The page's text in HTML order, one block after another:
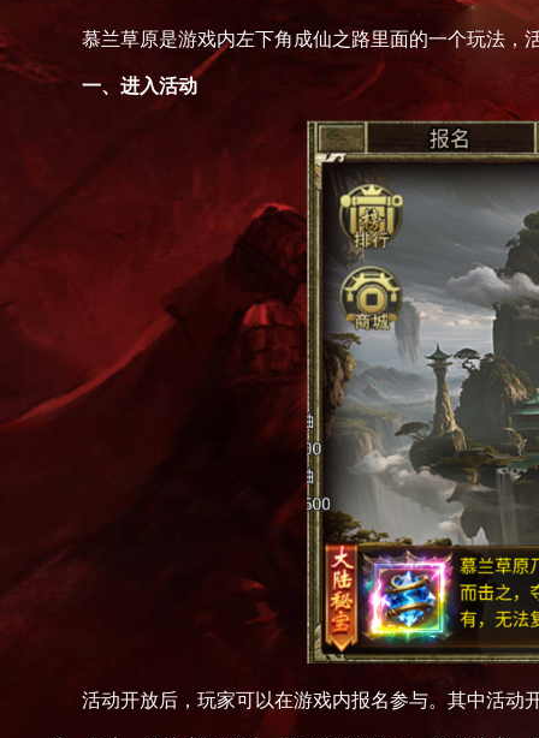
慕兰草原是游戏内左下角成仙之路里面的一个玩法，
一、 进入活动
活动开放后，玩家可以在游戏内报名参与。其中活动